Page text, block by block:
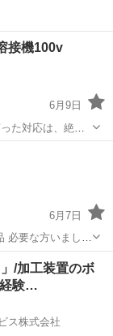
接機100v
6月9日
た対応は、絶対
リターンでお願
接機100v 問題な
6月7日
/加工装置のボ
経験…
ス株式会社